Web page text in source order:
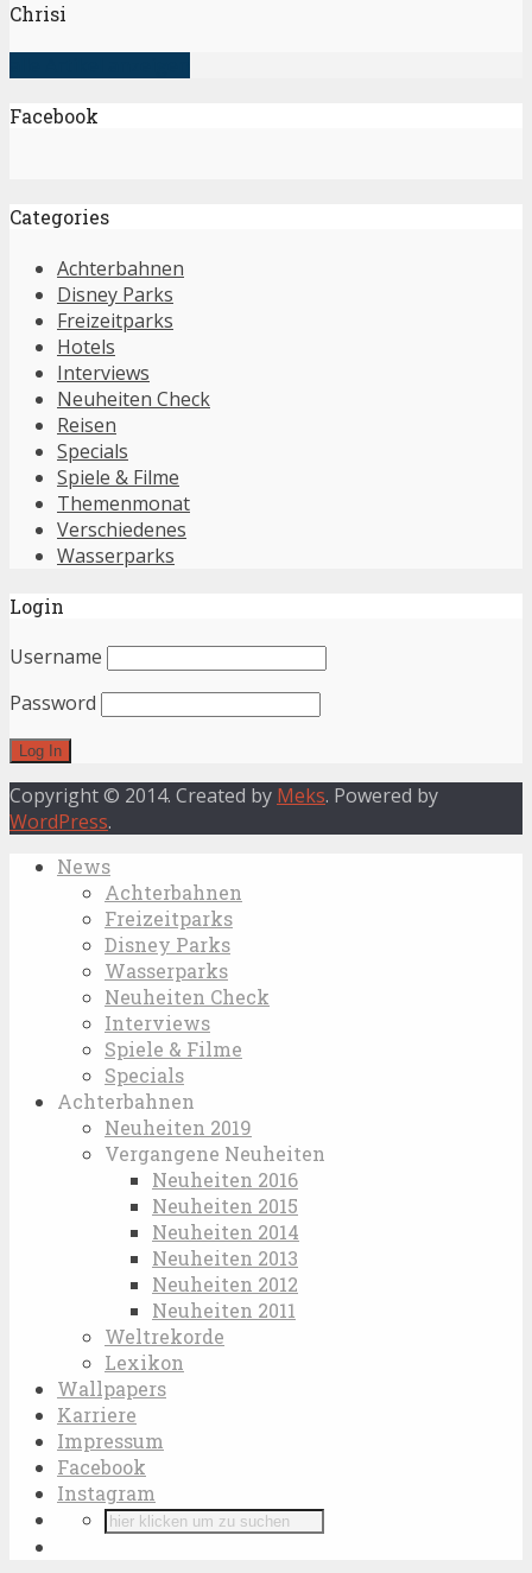
Chrisi
Facebook
Categories
Achterbahnen
Disney Parks
Freizeitparks
Hotels
Interviews
Neuheiten Check
Reisen
Specials
Spiele & Filme
Themenmonat
Verschiedenes
Wasserparks
Login
Username
Password
Copyright © 2014. Created by Meks. Powered by
WordPress.
News
Achterbahnen
Freizeitparks
Disney Parks
Wasserparks
Neuheiten Check
Interviews
Spiele & Filme
Specials
Achterbahnen
Neuheiten 2019
Vergangene Neuheiten
Neuheiten 2016
Neuheiten 2015
Neuheiten 2014
Neuheiten 2013
Neuheiten 2012
Neuheiten 2011
Weltrekorde
Lexikon
Wallpapers
Karriere
Impressum
Facebook
Instagram